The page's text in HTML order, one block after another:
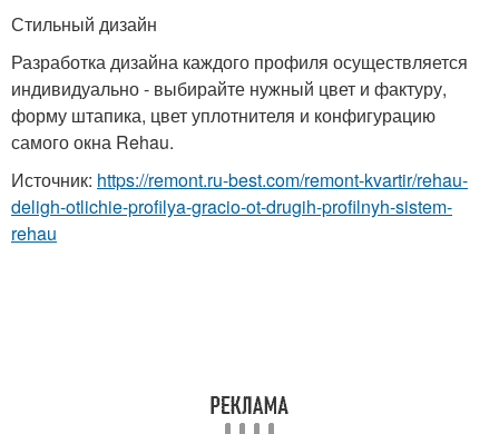
Стильный дизайн
Разработка дизайна каждого профиля осуществляется
индивидуально - выбирайте нужный цвет и фактуру,
форму штапика, цвет уплотнителя и конфигурацию
самого окна Rehau.
Источник: https://remont.ru-best.com/remont-kvartir/rehau-
deligh-otlichie-profilya-gracio-ot-drugih-profilnyh-sistem-
rehau